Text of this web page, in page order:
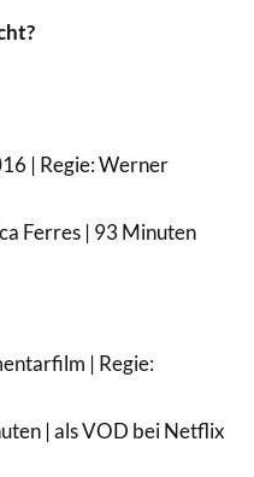
| Regie: Werner
Ferres | 93 Minuten
| Regie:
| als VOD bei Netflix